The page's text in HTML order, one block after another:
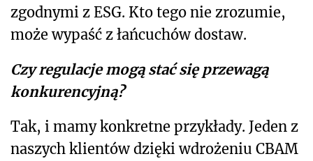
zgodnymi z ESG. Kto tego nie zrozumie,
może wypaść z łańcuchów dostaw.
Czy regulacje mogą stać się przewagą
konkurencyjną?
Tak, i mamy konkretne przykłady. Jeden z
naszych klientów dzięki wdrożeniu CBAM